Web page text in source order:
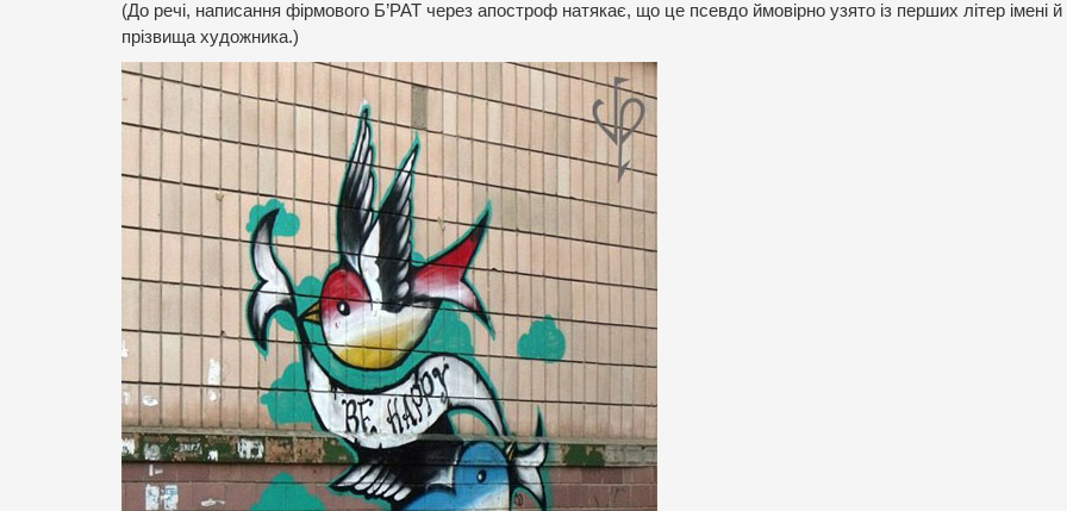
(До речі, написання фірмового Б’РАТ через апостроф натякає, що це псевдо ймовірно узято із перших літер імені й
прізвища художника.)